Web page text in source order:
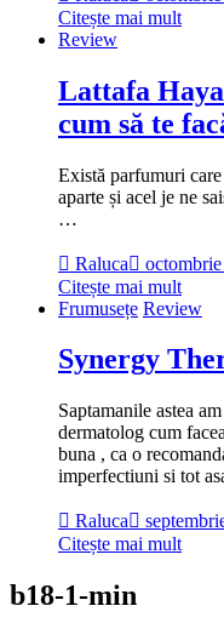
Citește mai mult
Review
Lattafa
cum să te
Există parfumuri
aparte și acel je ne
…
Raluca
Citește mai mult
Frumusețe Review
Synergy
Saptamanile astea
dermatolog cum
buna , ca o
imperfectiuni si tot
Raluca
Citește mai mult
b18-1-min